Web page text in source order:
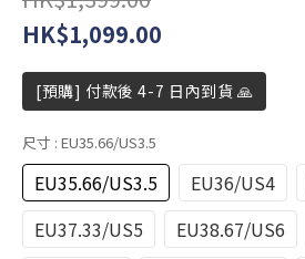
HK$1,099.00
[預購] 付款後 4-7 日內到貨 🙏
尺寸 : EU35.66/US3.5
EU35.66/US3.5 EU36/US4
EU37.33/US5
EU38.67/US6